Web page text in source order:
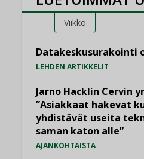
Viikko
Datakeskusurakointi
LEHDEN ARTIKKELIT
Jarno Hacklin Cervin
”Asiakkaat hakevat
yhdistävät useita
saman katon alle”
AJANKOHTAISTA